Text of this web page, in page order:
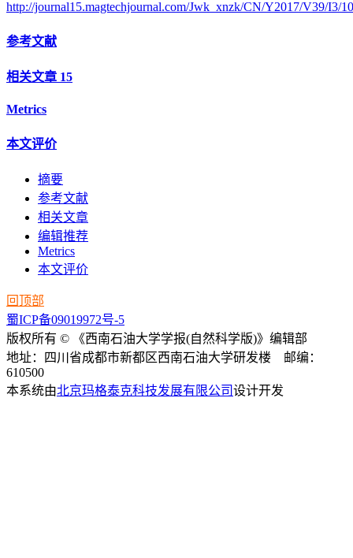
http://journal15.magtechjournal.com/Jwk_xnzk/CN/Y2017/V39/I3/
参考文献
相关文章 15
Metrics
本文评价
摘要
参考文献
相关文章
编辑推荐
Metrics
本文评价
回顶部
蜀ICP备09019972号-5
版权所有 © 《西南石油大学学报(自然科学版)》编辑部
地址：四川省成都市新都区西南石油大学研发楼 邮编：
610500
本系统由北京玛格泰克科技发展有限公司设计开发